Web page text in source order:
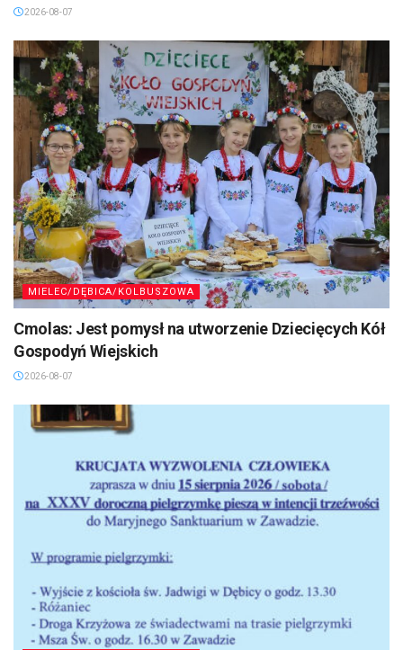
2026-08-07
MIELEC/DĘBICA/KOLBUSZOWA
Cmolas: Jest pomysł na utworzenie Dziecięcych Kół
Gospodyń Wiejskich
2026-08-07